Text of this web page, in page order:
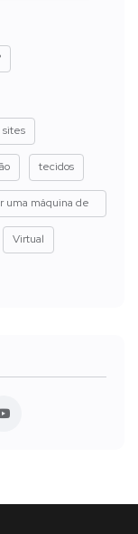
sites
tecidos
uma máquina de
Virtual